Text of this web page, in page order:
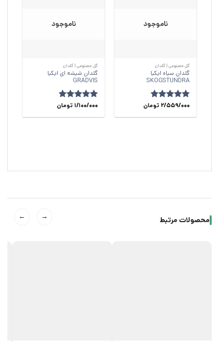
ناموجود
گل مصنوعی | گلدان
گلدان سیاه ایکیا
SKOGSTUNDRA
امتیاز5از2/559/000 تومان
ناموجود
گل مصنوعی | گلدان
گلدان شیشه ای ایکیا
GRADVIS
امتیاز5از 1/100/000 تومان
محصولات مرتبط →
←